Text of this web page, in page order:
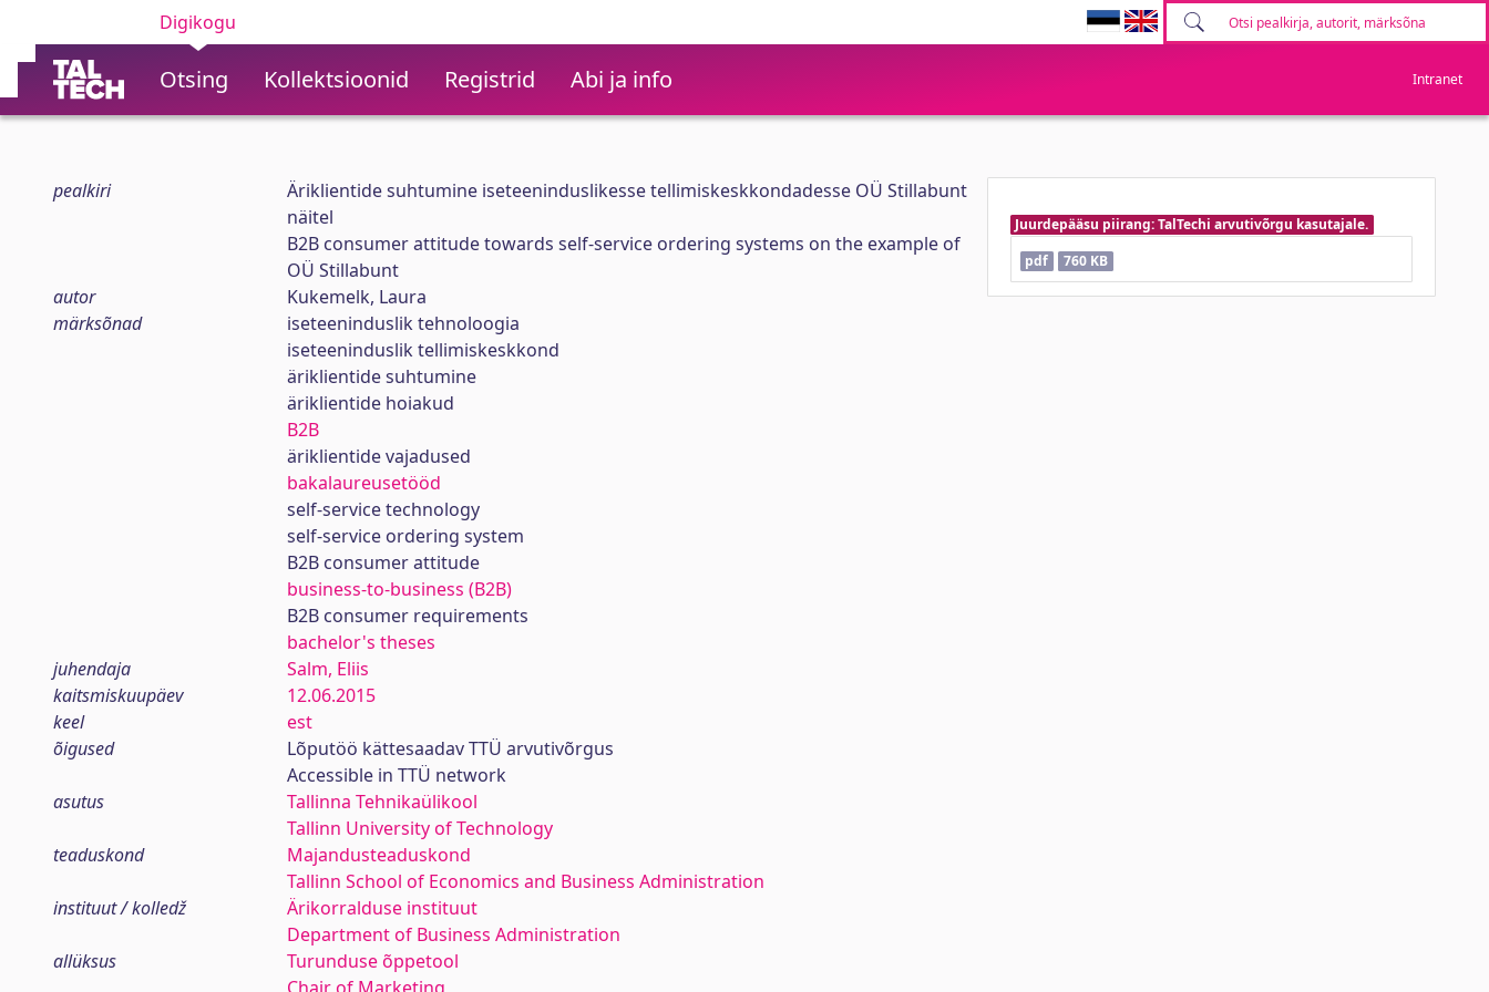
Digikogu
Otsing Kollektsioonid Registrid Abi ja info Intranet
pealkiri
Äriklientide suhtumine iseteeninduslikesse tellimiskeskkondadesse OÜ Stillabunt
näitel
B2B consumer attitude towards self-service ordering systems on the example of
OÜ Stillabunt
autor
Kukemelk, Laura
märksõnad
iseteeninduslik tehnoloogia
iseteeninduslik tellimiskeskkond
äriklientide suhtumine
äriklientide hoiakud
B2B
äriklientide vajadused
bakalaureusetööd
self-service technology
self-service ordering system
B2B consumer attitude
business-to-business (B2B)
B2B consumer requirements
bachelor's theses
juhendaja
Salm, Eliis
kaitsmiskuupäev
12.06.2015
keel
est
õigused
Lõputöö kättesaadav TTÜ arvutivõrgus
Accessible in TTÜ network
asutus
Tallinna Tehnikaülikool
Tallinn University of Technology
teaduskond
Majandusteaduskond
Tallinn School of Economics and Business Administration
instituut / kolledž
Ärikorralduse instituut
Department of Business Administration
allüksus
Turunduse õppetool
Juurdepääsu piirang: TalTechi arvutivõrgu kasutajale.
pdf
760 KB